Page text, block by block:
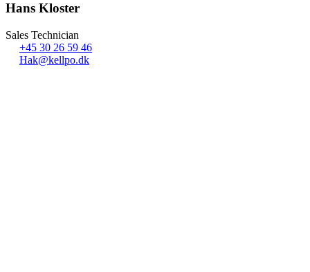
Hans Kloster
Sales Technician
+45 30 26 59 46
Hak@kellpo.dk